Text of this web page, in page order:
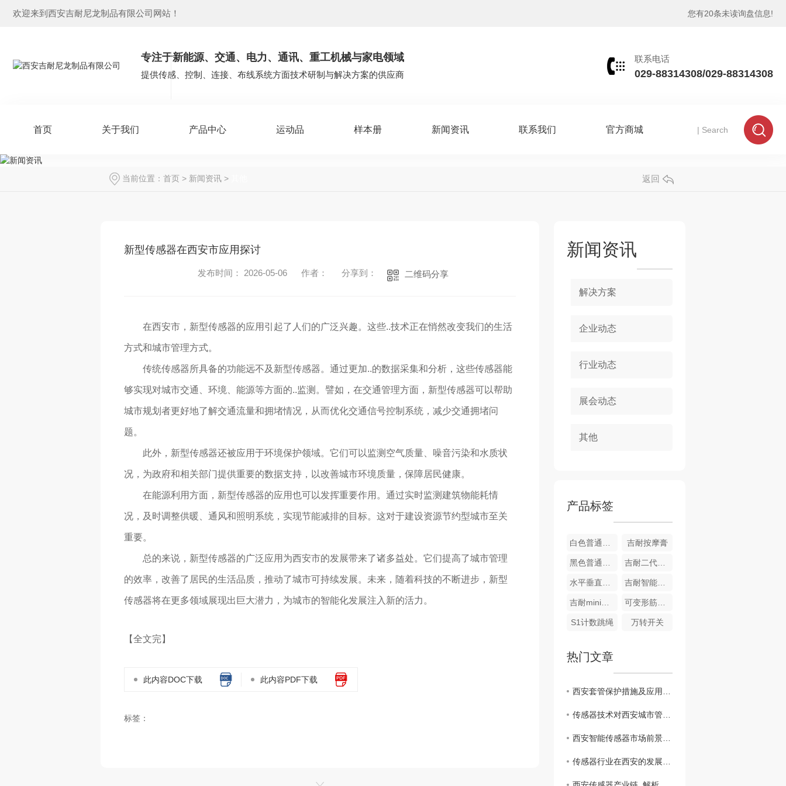
欢迎来到西安吉耐尼龙制品有限公司网站！ 您有20条未读询盘信息!
专注于新能源、交通、电力、通讯、重工机械与家电领域
提供传感、控制、连接、布线系统方面技术研制与解决方案的供应商
联系电话
029-88314308/029-88314308
首页 关于我们 产品中心 运动品 样本册 新闻资讯 联系我们 官方商城
当前位置： 首页 > 新闻资讯 > 返回
新型传感器在西安市应用探讨
发布时间： 2026-05-06 作者： 分享到： 二维码分享
在西安市，新型传感器的应用引起了人们的广泛兴趣。这些..技术正在悄然改变我们的生活
方式和城市管理方式。
传统传感器所具备的功能远不及新型传感器。通过更加..的数据采集和分析，这些传感器能
够实现对城市交通、环境、能源等方面的..监测。譬如，在交通管理方面，新型传感器可以帮助
城市规划者更好地了解交通流量和拥堵情况，从而优化交通信号控制系统，减少交通拥堵问
题。
此外，新型传感器还被应用于环境保护领域。它们可以监测空气质量、噪音污染和水质状
况，为政府和相关部门提供重要的数据支持，以改善城市环境质量，保障居民健康。
在能源利用方面，新型传感器的应用也可以发挥重要作用。通过实时监测建筑物能耗情
况，及时调整供暖、通风和照明系统，实现节能减排的目标。这对于建设资源节约型城市至关
重要。
总的来说，新型传感器的广泛应用为西安市的发展带来了诸多益处。它们提高了城市管理
的效率，改善了居民的生活品质，推动了城市可持续发展。未来，随着科技的不断进步，新型
传感器将在更多领域展现出巨大潜力，为城市的智能化发展注入新的活力。
【全文完】
此内容DOC下载 此内容PDF下载
标签：
新闻资讯
解决方案
企业动态
行业动态
展会动态
其他
产品标签
白色普通尼龙扎带 吉耐按摩膏
黑色普通尼龙扎带 吉耐二代电动筋膜球
水平垂直燃烧试验机与通电起痕试验机 吉耐智能空气屏跳绳
吉耐mini筋膜枪 可变形筋膜枪
S1计数跳绳 万转开关
热门文章
西安套管保护措施及应用技术
传感器技术对西安城市管理的重要性
西安智能传感器市场前景分析
传感器行业在西安的发展趋势展望